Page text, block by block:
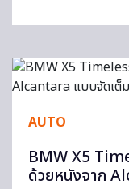
AUTO
BMW X5
ด้วยหนังจาก